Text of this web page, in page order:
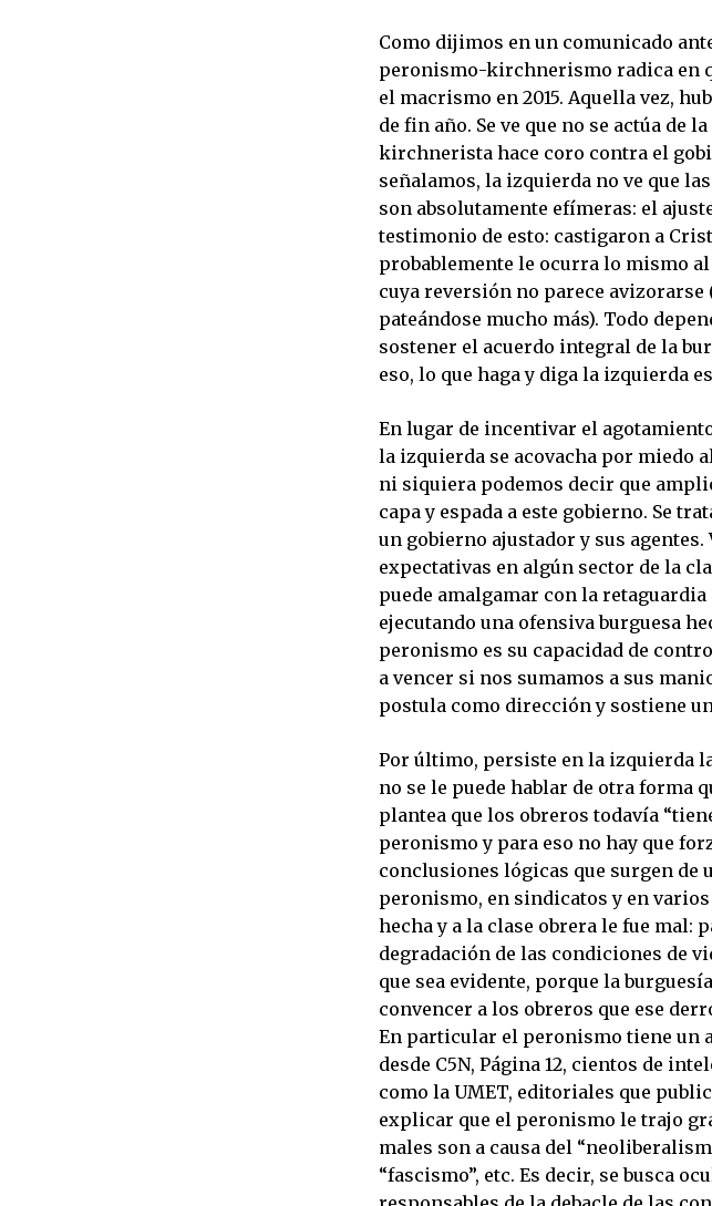
Como dijimos en un comunicado
peronismo-kirchnerismo radica en
el macrismo en 2015. Aquella vez,
de fin año. Se ve que no se actúa de
kirchnerista hace coro contra el
señalamos, la izquierda no ve que
son absolutamente efímeras: el
testimonio de esto: castigaron a
probablemente le ocurra lo mismo
cuya reversión no parece
pateándose mucho más). Todo
sostener el acuerdo integral de la
eso, lo que haga y diga la izquierda
En lugar de incentivar el
la izquierda se acovacha por miedo
ni siquiera podemos decir que
capa y espada a este gobierno. Se
un gobierno ajustador y sus agentes.
expectativas en algún sector de la
puede amalgamar con la
ejecutando una ofensiva burguesa
peronismo es su capacidad de
a vencer si nos sumamos a sus
postula como dirección y sostiene
Por último, persiste en la izquierda
no se le puede hablar de otra forma
plantea que los obreros todavía
peronismo y para eso no hay que
conclusiones lógicas que surgen de
peronismo, en sindicatos y en varios
hecha y a la clase obrera le fue mal:
degradación de las condiciones de
que sea evidente, porque la
convencer a los obreros que ese
En particular el peronismo tiene un
desde C5N, Página 12, cientos de
como la UMET, editoriales que
explicar que el peronismo le trajo
males son a causa del
“fascismo”, etc. Es decir, se busca